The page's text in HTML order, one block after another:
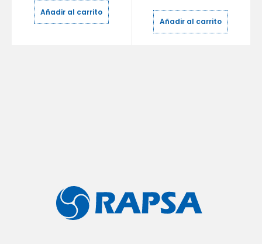
Añadir al carrito
Añadir al carrito